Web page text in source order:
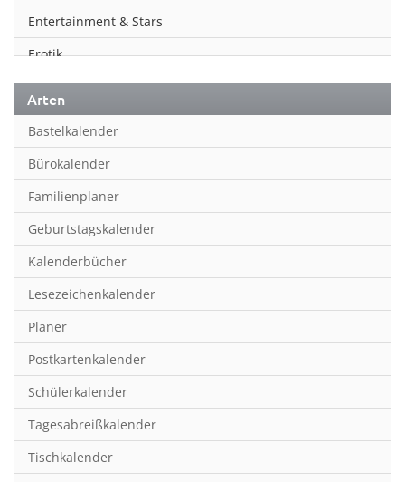
Entertainment & Stars
Erotik
Essen & Trinken
Familienplaner
Fantasy
Film
Fotokunst
Frauen
Fußball
Geburtstagskalender
Hobby & Basteln
Humor & Cartoon
Inpiration & Entspannung
Inspiration & Entspannung
Inspiration & Spiritualität
Arten
Bastelkalender
Bürokalender
Familienplaner
Geburtstagskalender
Kalenderbücher
Lesezeichenkalender
Planer
Postkartenkalender
Schülerkalender
Tagesabreißkalender
Tischkalender